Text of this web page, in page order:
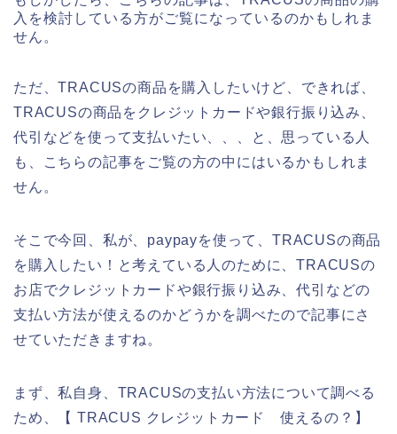
入を検討している方がご覧になっているのかもしれま
せん。
ただ、TRACUSの商品を購入したいけど、できれば、
TRACUSの商品をクレジットカードや銀行振り込み、
代引などを使って支払いたい、、、と、思っている人
も、こちらの記事をご覧の方の中にはいるかもしれま
せん。
そこで今回、私が、paypayを使って、TRACUSの商品
を購入したい！と考えている人のために、TRACUSの
お店でクレジットカードや銀行振り込み、代引などの
支払い方法が使えるのかどうかを調べたので記事にさ
せていただきますね。
まず、私自身、TRACUSの支払い方法について調べる
ため、【 TRACUS クレジットカード 使えるの？】